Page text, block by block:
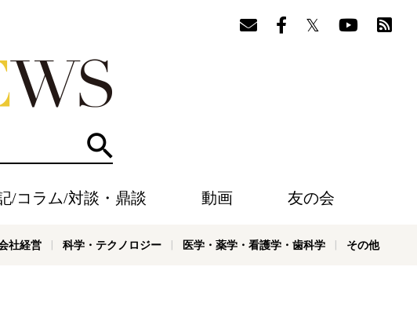
検索
/コラム/対談・鼎談 動画 友の会
社経営 科学・テクノロジー 医学・薬学・看護学・歯科学 その他